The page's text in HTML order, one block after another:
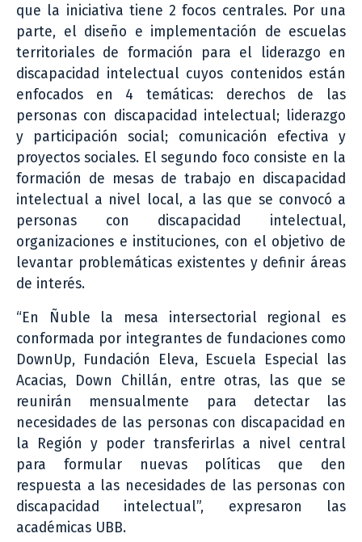
que la iniciativa tiene 2 focos centrales. Por una
parte, el diseño e implementación de escuelas
territoriales de formación para el liderazgo en
discapacidad intelectual cuyos contenidos están
enfocados en 4 temáticas: derechos de las
personas con discapacidad intelectual; liderazgo
y participación social; comunicación efectiva y
proyectos sociales. El segundo foco consiste en la
formación de mesas de trabajo en discapacidad
intelectual a nivel local, a las que se convocó a
personas con discapacidad intelectual,
organizaciones e instituciones, con el objetivo de
levantar problemáticas existentes y definir áreas
de interés.
“En Ñuble la mesa intersectorial regional es
conformada por integrantes de fundaciones como
DownUp, Fundación Eleva, Escuela Especial las
Acacias, Down Chillán, entre otras, las que se
reunirán mensualmente para detectar las
necesidades de las personas con discapacidad en
la Región y poder transferirlas a nivel central
para formular nuevas políticas que den
respuesta a las necesidades de las personas con
discapacidad intelectual”, expresaron las
académicas UBB.